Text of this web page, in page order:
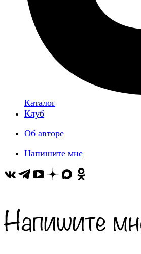
Каталог
Клуб
Об авторе
Напишите мне